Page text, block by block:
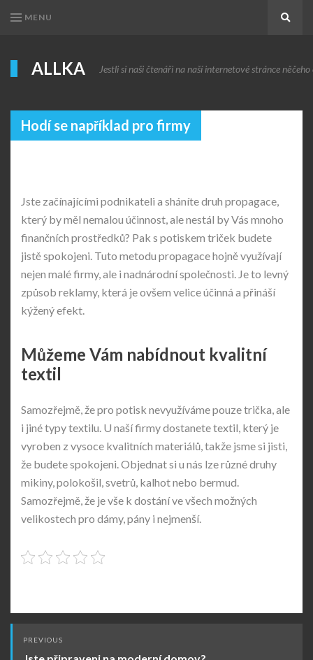
MENU
ALLKA Jestli si naši čtenáři na naší internetové stránce
Hodí se například pro firmy
Jste začínajícími podnikateli a sháníte druh propagace,
který by měl nemalou účinnost, ale nestál by Vás mnoho
finančních prostředků? Pak s potiskem triček budete
jistě spokojeni. Tuto metodu propagace hojně využívají
nejen malé firmy, ale i nadnárodní společnosti. Je to levný
způsob reklamy, která je ovšem velice účinná a přináší
kýžený efekt.
Můžeme Vám nabídnout kvalitní
textil
Samozřejmě, že pro potisk nevyužíváme pouze trička, ale
i jiné typy textilu. U naší firmy dostanete textil, který je
vyroben z vysoce kvalitních materiálů, takže jsme si jisti,
že budete spokojeni. Objednat si u nás lze různé druhy
mikiny, polokošil, svetrů, kalhot nebo bermud.
Samozřejmě, že je vše k dostání ve všech možných
velikostech pro dámy, pány i nejmenší.
Post
navigation
PREVIOUS